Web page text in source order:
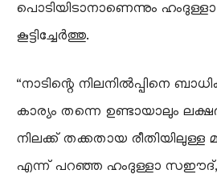
പൊടിയിടാനാണെന്നും
കൂട്ടിച്ചേർത്തു.
“നാടിന്റെ നിലനിൽപ്പിനെ
കാര്യം തന്നെ ഉണ്ടായാലും
നിലക്ക് തക്കതായ രീതിയിലുള്ള
എന്ന് പറഞ്ഞ ഹംദുള്ളാ സഈദ്,